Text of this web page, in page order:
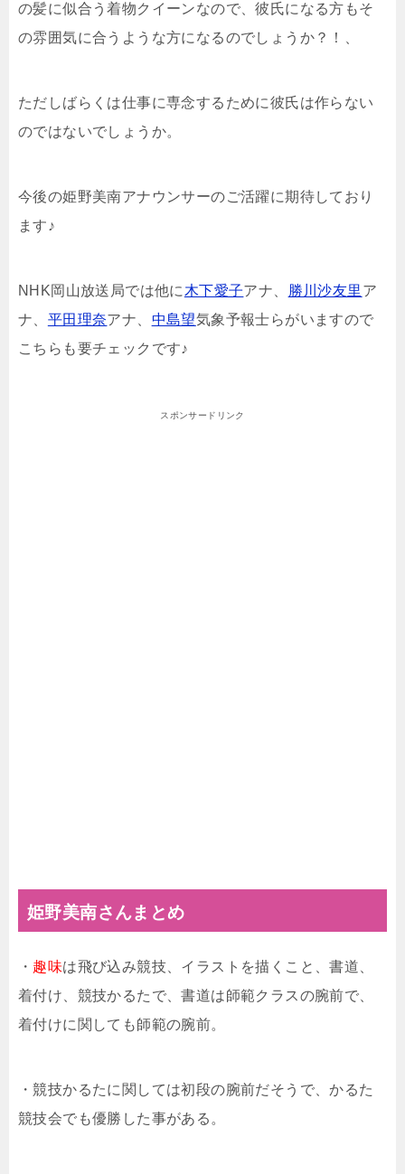
の髪に似合う着物クイーンなので、彼氏になる方もそ
の雰囲気に合うような方になるのでしょうか？！、
ただしばらくは仕事に専念するために彼氏は作らない
のではないでしょうか。
今後の姫野美南アナウンサーのご活躍に期待しており
ます♪
NHK岡山放送局では他に 木下愛子アナ、 勝川沙友里 ア
ナ、 平田理奈アナ、 中島望気象予報士らがいますので
こちらも要チェックです♪
スポンサードリンク
姫野美南さんまとめ
・ 趣味は飛び込み競技、イラストを描くこと、書道、
着付け、競技かるたで、書道は師範クラスの腕前で、
着付けに関しても師範の腕前。
・競技かるたに関しては初段の腕前だそうで、かるた
競技会でも優勝した事がある。